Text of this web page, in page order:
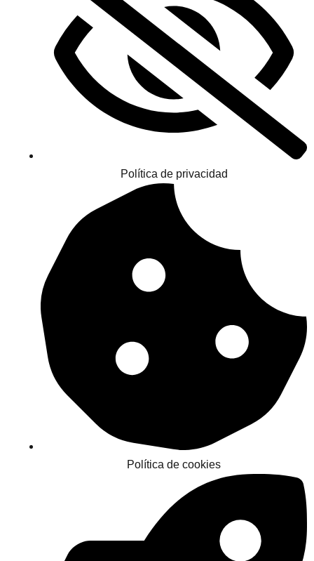
Política de privacidad
Política de cookies